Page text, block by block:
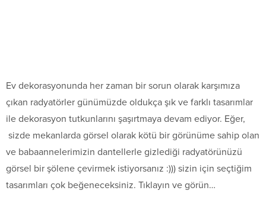
Ev dekorasyonunda her zaman bir sorun olarak karşımıza
çıkan radyatörler günümüzde oldukça şık ve farklı tasarımlar
ile dekorasyon tutkunlarını şaşırtmaya devam ediyor. Eğer,
sizde mekanlarda görsel olarak kötü bir görünüme sahip olan
ve babaannelerimizin dantellerle gizlediği radyatörünüzü
görsel bir şölene çevirmek istiyorsanız :))) sizin için seçtiğim
tasarımları çok beğeneceksiniz. Tıklayın ve görün…